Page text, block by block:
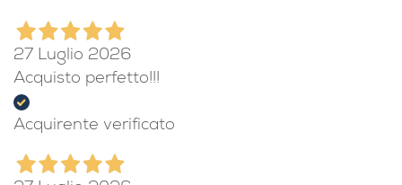
27 Luglio 2026
Acquisto perfetto!!!
Acquirente verificato